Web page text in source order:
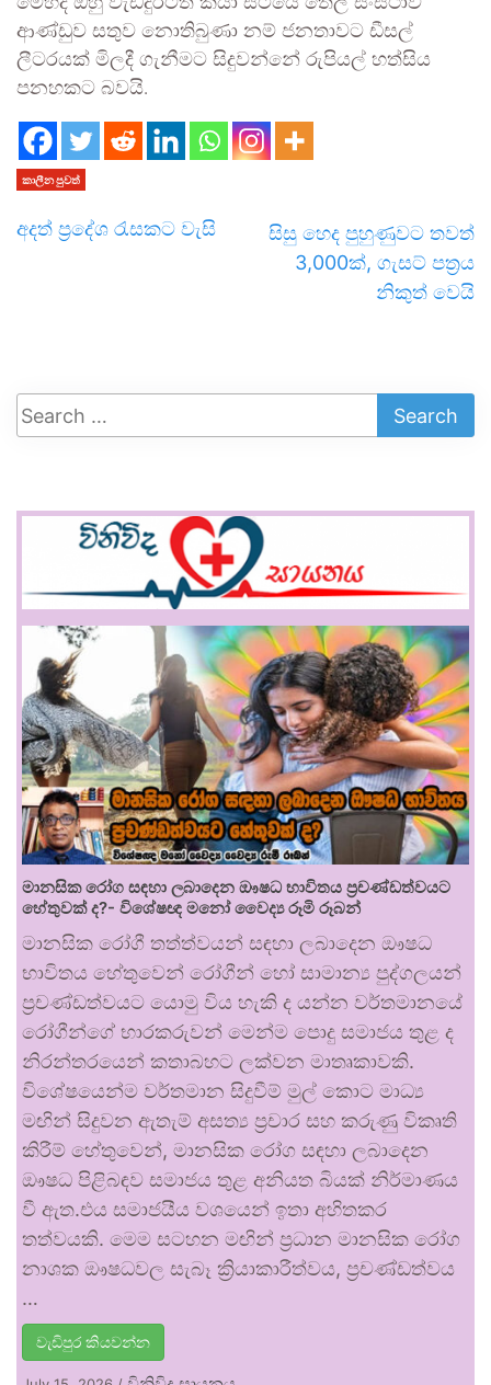
ආණ්ඩුව සතුව නොතිබුණා නම් ජනතාවට ඩීසල්
ලීටරයක් මිලදී ගැනීමට සිදුවන්නේ රුපියල් හත්සිය
පනහකට බවයි.
කාලීන පුවත්
අදත් ප්‍රදේශ රැසකට වැසි
සිසු හෙද පුහුණුවට තවත්
3,000ක්, ගැසට් පත්‍රය
නිකුත් වෙයි
මානසික රෝග සඳහා ලබාදෙන ඖෂධ භාවිතය ප්‍රචණ්ඩත්වයට
හේතුවක් ද?- විශේෂඥ මනෝ වෛද්‍ය රූමි රූබන්
මානසික රෝගී තත්ත්වයන් සඳහා ලබාදෙන ඖෂධ
භාවිතය හේතුවෙන් රෝගීන් හෝ සාමාන්‍ය පුද්ගලයන්
ප්‍රචණ්ඩත්වයට යොමු විය හැකි ද යන්න වර්තමානයේ
රෝගීන්ගේ භාරකරුවන් මෙන්ම පොදු සමාජය තුළ ද
නිරන්තරයෙන් කතාබහට ලක්වන මාතෘකාවකි.
විශේෂයෙන්ම වර්තමාන සිදුවීම් මුල් කොට මාධ්‍ය
මඟින් සිදුවන ඇතැම් අසත්‍ය ප්‍රචාර සහ කරුණු විකෘති
කිරීම් හේතුවෙන්, මානසික රෝග සඳහා ලබාදෙන
ඖෂධ පිළිබඳව සමාජය තුළ අනියත බියක් නිර්මාණය
වී ඇත.එය සමාජයීය වශයෙන් ඉතා අහිතකර
තත්වයකි. මෙම සටහන මඟින් ප්‍රධාන මානසික රෝග
නාශක ඖෂධවල සැබෑ ක්‍රියාකාරීත්වය, ප්‍රචණ්ඩත්වය
…
වැඩිපුර කියවන්න